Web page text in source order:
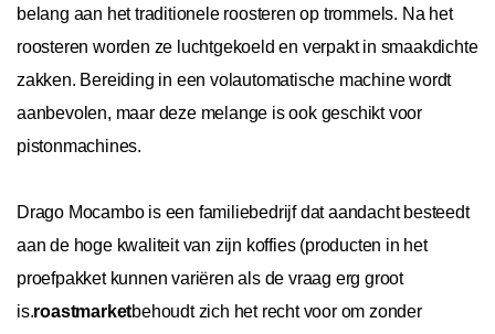
belang aan het traditionele roosteren op trommels. Na het
roosteren worden ze luchtgekoeld en verpakt in smaakdichte
zakken. Bereiding in een volautomatische machine wordt
aanbevolen, maar deze melange is ook geschikt voor
pistonmachines.
Drago Mocambo is een familiebedrijf dat aandacht besteedt
aan de hoge kwaliteit van zijn koffies (producten in het
proefpakket kunnen variëren als de vraag erg groot
is.roastmarketbehoudt zich het recht voor om zonder